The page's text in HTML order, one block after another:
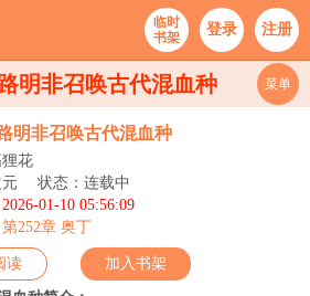
临时
书架
登录 注册
明非召唤古代混血种 菜单
明非召唤古代混血种
花
状态：连载中
01-10 05:56:09
第252章 奥丁
读 加入书架